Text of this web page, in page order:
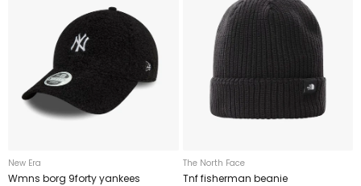
New Era
Wmns borg 9forty yankees
The North Face
Tnf fisherman beanie